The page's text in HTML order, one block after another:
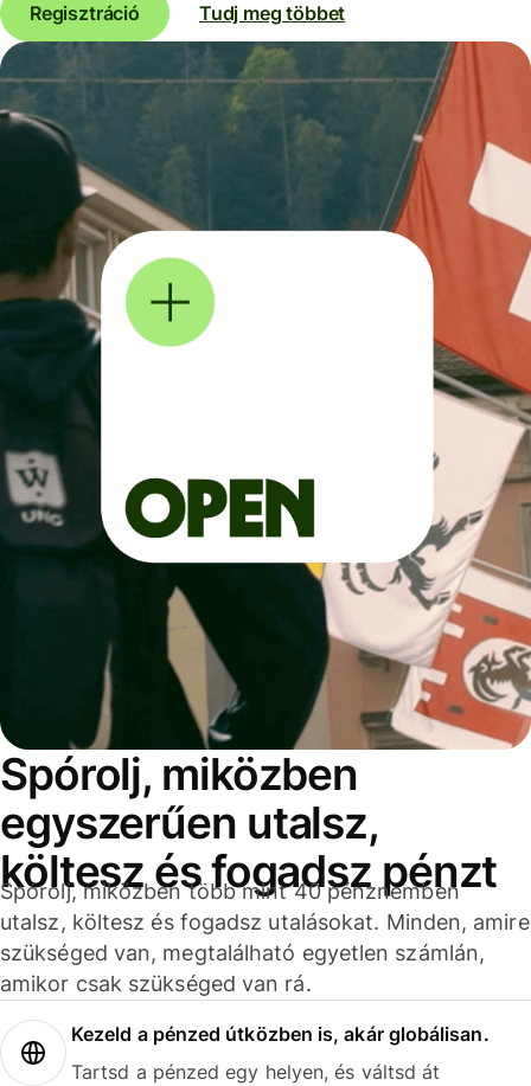
Regisztráció Tudj meg többet
Spórolj, miközben
egyszerűen utalsz,
költesz és fogadsz pénzt
Spórolj, miközben több mint 40 pénznemben
utalsz, költesz és fogadsz utalásokat. Minden, amire
szükséged van, megtalálható egyetlen számlán,
amikor csak szükséged van rá.
Kezeld a pénzed útközben is, akár globálisan.
Tartsd a pénzed egy helyen, és váltsd át